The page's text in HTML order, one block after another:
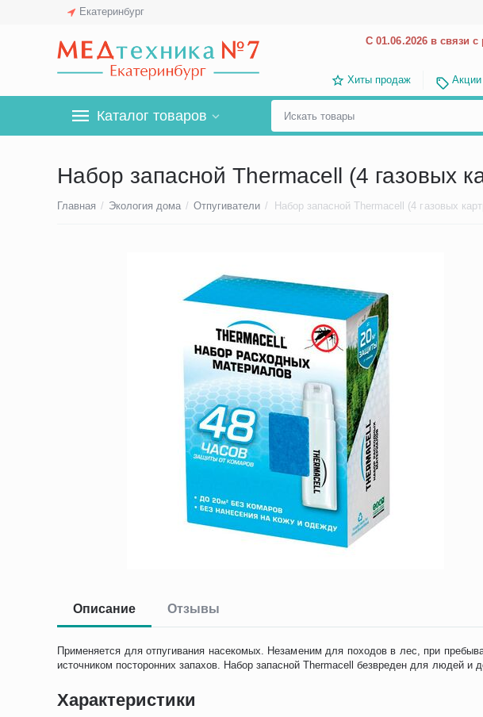
Екатеринбург
С 01.06.2026 в связи
Хиты продаж Акции
Каталог товаров
Набор запасной Thermacell (4 газовых
Главная / Экология дома / Отпугиватели /
Описание Отзывы
Применяется для отпугивания насекомых. Незаменим для походов в лес, при
источником посторонних запахов. Набор запасной Thermacell безвреден для людей
Характеристики